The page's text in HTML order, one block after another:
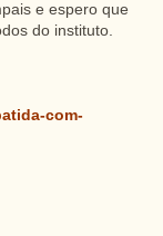
e espero que
do instituto.
com-